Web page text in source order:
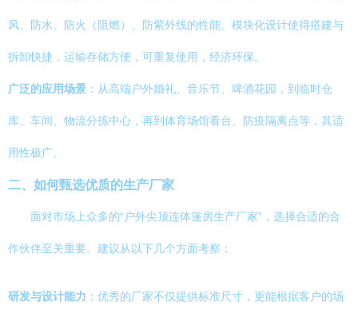
风、防水、防火（阻燃）、防紫外线的性能。模块化设计使得搭建与
拆卸快捷，运输存储方便，可重复使用，经济环保。
广泛的应用场景 ：从高端户外婚礼、音乐节、啤酒花园，到临时仓
库、车间、物流分拣中心，再到体育场馆看台、防疫隔离点等，其适
用性极广。
二、如何甄选优质的生产厂家
面对市场上众多的“户外尖顶连体篷房生产厂家”，选择合适的合
作伙伴至关重要。建议从以下几个方面考察：
研发与设计能力 ：优秀的厂家不仅提供标准尺寸，更能根据客户的场